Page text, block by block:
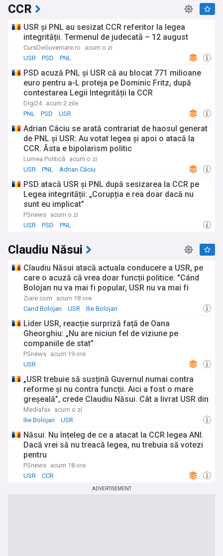
CCR
USR şi PNL au sesizat CCR referitor la legea
integrității. Termenul de judecată – 12 august
CursDeGuvernare.ro
acum o zi
USR
PSD PNL
PSD acuză PNL şi USR că au blocat 771 milioane
euro pentru a-L proteja pe Dominic Fritz, după
contestarea Legii Integrității la CCR
Digi24 acum 2 zile
PNL
PSD USR
Adrian Câciu se arată contrariat de haosul generat
de PNL și USR: Au votat legea și apoi o atacă la
CCR. Ăsta e bipolarism politic
Lumea Politică acum o zi
USR
PNL Adrian Câciu
PSD atacă USR și PNL după sesizarea la CCR pe
Legea integrității: „Corupția e rea doar dacă nu
sunt eu implicat”
PSnews acum o zi
USR
PSD PNL
Claudiu Năsui
Claudiu Năsui atacă actuala conducere a USR, pe
care o acuză că vrea doar funcții politice. "Când
Bolojan nu va mai fi popular, USR nu va mai fi
alături de el"
Ziare.com
acum 18 ore
Cand Bolojan
USR Ilie Bolojan
Lider USR, reacție surpriză față de Oana
Gheorghiu: „Nu are niciun fel de viziune pe
companiile de stat”
PSnews acum 19 ore
USR
„USR trebuie să susțină Guvernul numai contra
reforme și nu contra funcții. Aici a fost o mare
greșeală”, crede Claudiu Năsui. Cât a livrat USR din
propriul program de guvernare
Mediafax acum o zi
Ilie Bolojan
USR
Năsui: Nu înțeleg de ce a atacat la CCR legea ANI.
Dacă vrei să nu treacă legea, nu trebuia să votezi
pentru
PSnews acum 18 ore
USR
CCR
ADVERTISEMENT